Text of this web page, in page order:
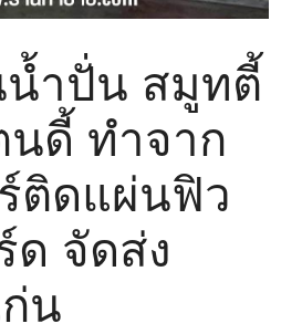
น้ำปั่น สมูทตี้
ดี้ ทำจาก
ติดแผ่นฟิว
ด จัดส่ง
น